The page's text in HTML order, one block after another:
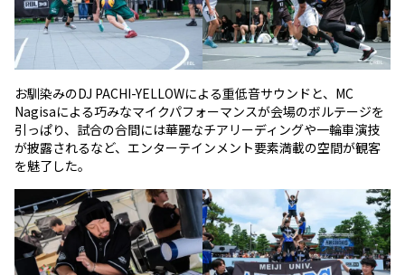
お馴染みのDJ PACHI-YELLOWによる重低音サウンドと、MC
Nagisaによる巧みなマイクパフォーマンスが会場のボルテージを
引っぱり、試合の合間には華麗なチアリーディングや一輪車演技
が披露されるなど、エンターテインメント要素満載の空間が観客
を魅了した。